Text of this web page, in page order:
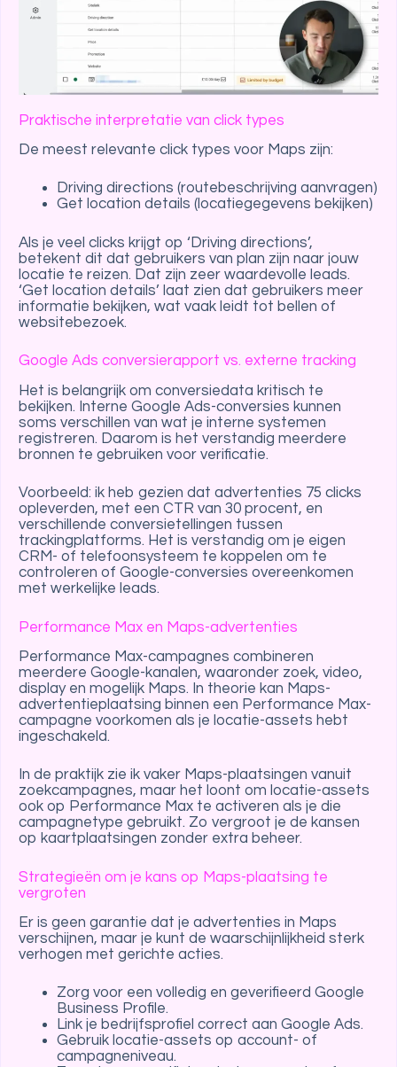
Praktische interpretatie van click types
De meest relevante click types voor Maps zijn:
Driving directions (routebeschrijving aanvragen)
Get location details (locatiegegevens bekijken)
Als je veel clicks krijgt op ‘Driving directions’,
betekent dit dat gebruikers van plan zijn naar jouw
locatie te reizen. Dat zijn zeer waardevolle leads.
‘Get location details’ laat zien dat gebruikers meer
informatie bekijken, wat vaak leidt tot bellen of
websitebezoek.
Google Ads conversierapport vs. externe tracking
Het is belangrijk om conversiedata kritisch te
bekijken. Interne Google Ads-conversies kunnen
soms verschillen van wat je interne systemen
registreren. Daarom is het verstandig meerdere
bronnen te gebruiken voor verificatie.
Voorbeeld: ik heb gezien dat advertenties 75 clicks
opleverden, met een CTR van 30 procent, en
verschillende conversietellingen tussen
trackingplatforms. Het is verstandig om je eigen
CRM- of telefoonsysteem te koppelen om te
controleren of Google-conversies overeenkomen
met werkelijke leads.
Performance Max en Maps-advertenties
Performance Max-campagnes combineren
meerdere Google-kanalen, waaronder zoek, video,
display en mogelijk Maps. In theorie kan Maps-
advertentieplaatsing binnen een Performance Max-
campagne voorkomen als je locatie-assets hebt
ingeschakeld.
In de praktijk zie ik vaker Maps-plaatsingen vanuit
zoekcampagnes, maar het loont om locatie-assets
ook op Performance Max te activeren als je die
campagnetype gebruikt. Zo vergroot je de kansen
op kaartplaatsingen zonder extra beheer.
Strategieën om je kans op Maps-plaatsing te
vergroten
Er is geen garantie dat je advertenties in Maps
verschijnen, maar je kunt de waarschijnlijkheid sterk
verhogen met gerichte acties.
Zorg voor een volledig en geverifieerd Google
Business Profile.
Link je bedrijfsprofiel correct aan Google Ads.
Gebruik locatie-assets op account- of
campagneniveau.